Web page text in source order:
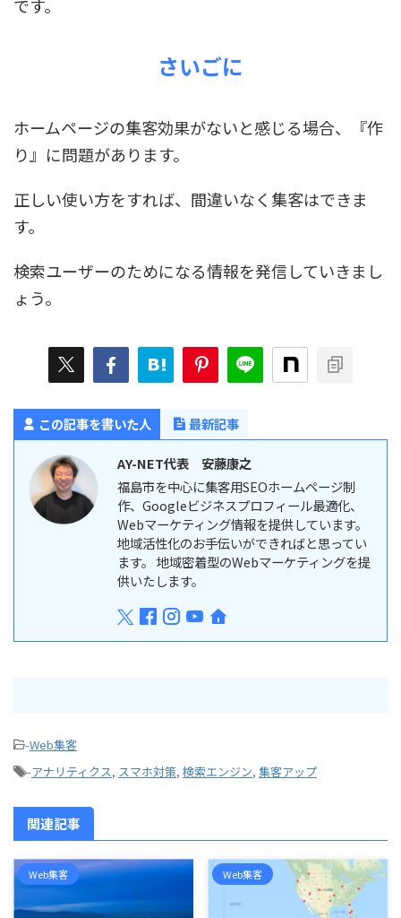
です。
さいごに
ホームページの集客効果がないと感じる場合、『作
り』に問題があります。
正しい使い方をすれば、間違いなく集客はできま
す。
検索ユーザーのためになる情報を発信していきまし
ょう。
この記事を書いた人 最新記事
AY-NET代表 安藤康之
福島市を中心に集客用SEOホームページ制
作、Googleビジネスプロフィール最適化、
Webマーケティング情報を提供しています。
地域活性化のお手伝いができればと思ってい
ます。 地域密着型のWebマーケティングを提
供いたします。
-Web集客
-アナリティクス, スマホ対策, 検索エンジン, 集客アップ
関連記事
Web集客 Web集客